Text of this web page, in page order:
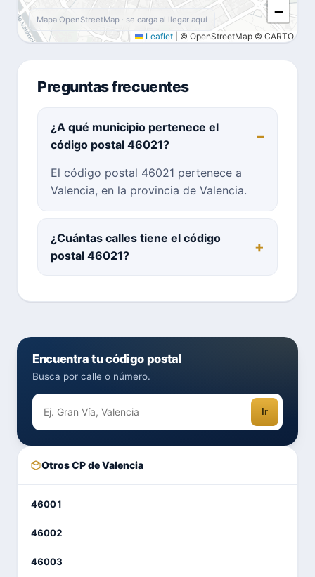
−
Leaflet © OpenStreetMap © CARTO
Mapa OpenStreetMap · se carga al llegar aquí
Preguntas frecuentes
¿A qué municipio pertenece el
código postal 46021?
El código postal 46021 pertenece a
Valencia, en la provincia de Valencia.
¿Cuántas calles tiene el código
postal 46021?
Encuentra tu código postal
Busca por calle o número.
Ir
Otros CP de Valencia
46001
46002
46003